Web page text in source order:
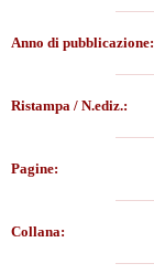
Anno di pubblicazione:
Ristampa / N.ediz.:
Pagine:
Collana: